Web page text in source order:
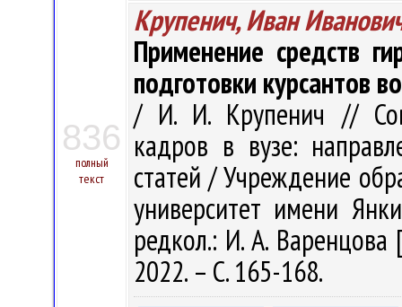
836
полный
текст
Крупенич, Иван
Применение средств
подготовки курсантов
/ И. И. Крупенич //
кадров в вузе:
статей / Учреждение
университет имени
редкол.: И. А.
2022. – С. 165-168.